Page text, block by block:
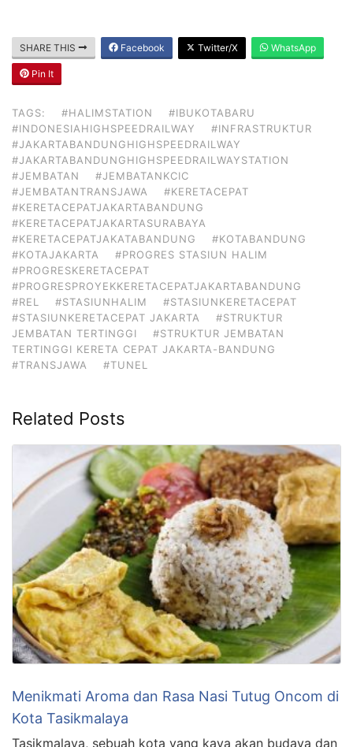
SHARE THIS Facebook Twitter/X WhatsApp
Pin It
TAGS: #HALIMSTATION
#IBUKOTABARU
#INDONESIAHIGHSPEEDRAILWAY
#INFRASTRUKTUR
#JAKARTABANDUNGHIGHSPEEDRAILWAY
#JAKARTABANDUNGHIGHSPEEDRAILWAYSTATION
#JEMBATAN
#JEMBATANKCIC
#JEMBATANTRANSJAWA
#KERETACEPAT
#KERETACEPATJAKARTABANDUNG
#KERETACEPATJAKARTASURABAYA
#KERETACEPATJAKATABANDUNG
#KOTABANDUNG
#KOTAJAKARTA
#PROGRES STASIUN HALIM
#PROGRESKERETACEPAT
#PROGRESPROYEKKERETACEPATJAKARTABANDUNG
#REL
#STASIUNHALIM
#STASIUNKERETACEPAT
#STASIUNKERETACEPAT JAKARTA
#STRUKTUR
JEMBATAN TERTINGGI
#STRUKTUR JEMBATAN
TERTINGGI KERETA CEPAT JAKARTA-BANDUNG
#TRANSJAWA
#TUNEL
Related Posts
Menikmati Aroma dan Rasa Nasi Tutug Oncom di
Kota Tasikmalaya
Tasikmalaya, sebuah kota yang kaya akan budaya dan